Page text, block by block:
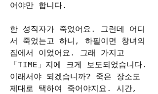
어야만 합니다.
한 성직자가 죽었어요. 그런데 어디
서 죽었는고 하니, 하필이면 창녀의
집에서 이었어요. 그래 가지고
「TIME」지에 크게 보도되었습니다.
이래서야 되겠습니까? 죽은 장소도
제대로 택하여 죽어야지요. 시간,